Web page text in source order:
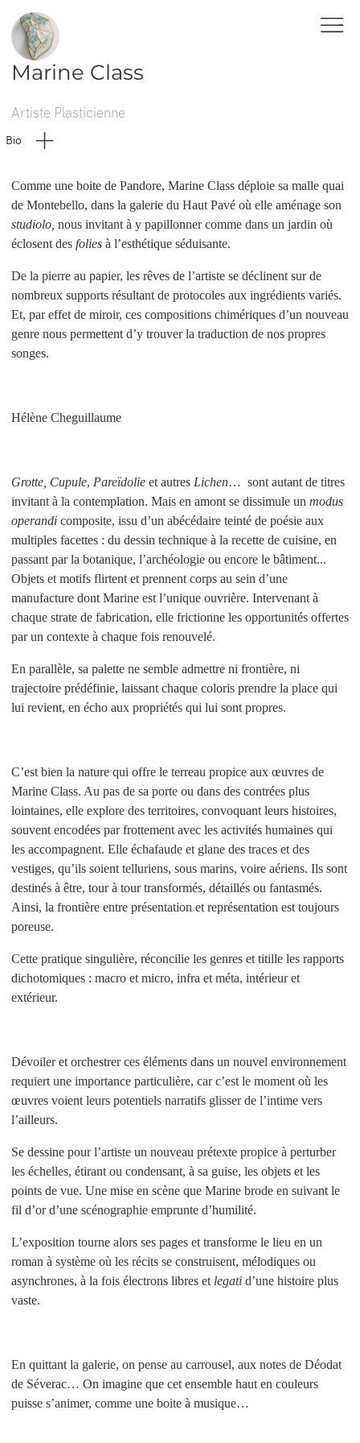
Marine Class
Artiste Plasticienne
Bio
Comme une boite de Pandore, Marine Class déploie sa malle quai
de Montebello, dans la galerie du Haut Pavé où elle aménage son
studiolo, nous invitant à y papillonner comme dans un jardin où
éclosent des folies à l’esthétique séduisante.
De la pierre au papier, les rêves de l’artiste se déclinent sur de
nombreux supports résultant de protocoles aux ingrédients variés.
Et, par effet de miroir, ces compositions chimériques d’un nouveau
genre nous permettent d’y trouver la traduction de nos propres
songes.
Hélène Cheguillaume
Grotte, Cupule, Pareïdolie et autres Lichen… sont autant de titres
invitant à la contemplation. Mais en amont se dissimule un modus
operandi composite, issu d’un abécédaire teinté de poésie aux
multiples facettes : du dessin technique à la recette de cuisine, en
passant par la botanique, l’archéologie ou encore le bâtiment...
Objets et motifs flirtent et prennent corps au sein d’une
manufacture dont Marine est l’unique ouvrière. Intervenant à
chaque strate de fabrication, elle frictionne les opportunités offertes
par un contexte à chaque fois renouvelé.
En parallèle, sa palette ne semble admettre ni frontière, ni
trajectoire prédéfinie, laissant chaque coloris prendre la place qui
lui revient, en écho aux propriétés qui lui sont propres.
C’est bien la nature qui offre le terreau propice aux œuvres de
Marine Class. Au pas de sa porte ou dans des contrées plus
lointaines, elle explore des territoires, convoquant leurs histoires,
souvent encodées par frottement avec les activités humaines qui
les accompagnent. Elle échafaude et glane des traces et des
vestiges, qu’ils soient telluriens, sous marins, voire aériens. Ils sont
destinés à être, tour à tour transformés, détaillés ou fantasmés.
Ainsi, la frontière entre présentation et représentation est toujours
poreuse.
Cette pratique singulière, réconcilie les genres et titille les rapports
dichotomiques : macro et micro, infra et méta, intérieur et
extérieur.
Dévoiler et orchestrer ces éléments dans un nouvel environnement
requiert une importance particulière, car c’est le moment où les
œuvres voient leurs potentiels narratifs glisser de l’intime vers
l’ailleurs.
Se dessine pour l’artiste un nouveau prétexte propice à perturber
les échelles, étirant ou condensant, à sa guise, les objets et les
points de vue. Une mise en scène que Marine brode en suivant le
fil d’or d’une scénographie emprunte d’humilité.
L’exposition tourne alors ses pages et transforme le lieu en un
roman à système où les récits se construisent, mélodiques ou
asynchrones, à la fois électrons libres et legati d’une histoire plus
vaste.
En quittant la galerie, on pense au carrousel, aux notes de Déodat
de Séverac… On imagine que cet ensemble haut en couleurs
puisse s’animer, comme une boite à musique…